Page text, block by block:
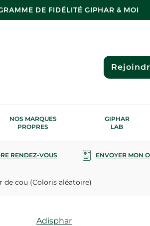
DE FIDÉLITÉ GIPHAR & MOI
NOS MARQUES
PROPRES
GIPHAR
LAB
RENDEZ-VOUS ENVOYER MON
cou (Coloris aléatoire)
Marque
Adisphar